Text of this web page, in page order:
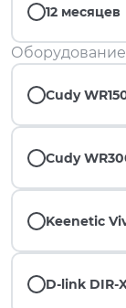
12 месяцев
Оборудование
Cudy
Cudy
Keenetic
D-link DIR-